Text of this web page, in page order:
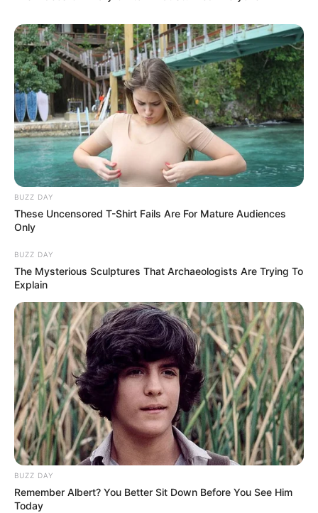
BUZZ DAY
These Uncensored T-Shirt Fails Are For Mature Audiences
Only
BUZZ DAY
The Mysterious Sculptures That Archaeologists Are Trying To
Explain
BUZZ DAY
Remember Albert? You Better Sit Down Before You See Him
Today